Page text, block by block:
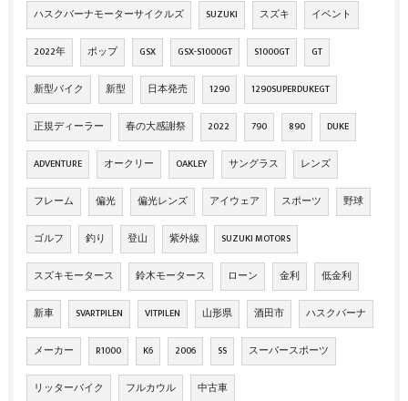
ハスクバーナモーターサイクルズ SUZUKI スズキ イベント
2022年 ポップ GSX GSX-S1000GT S1000GT GT
新型バイク 新型 日本発売 1290 1290SUPERDUKEGT
正規ディーラー 春の大感謝祭 2022 790 890 DUKE
ADVENTURE オークリー OAKLEY サングラス レンズ
フレーム 偏光 偏光レンズ アイウェア スポーツ 野球
ゴルフ 釣り 登山 紫外線 SUZUKI MOTORS
スズキモータース 鈴木モータース ローン 金利 低金利
新車 SVARTPILEN VITPILEN 山形県 酒田市 ハスクバーナ
メーカー R1000 K6 2006 SS スーパースポーツ
リッターバイク フルカウル 中古車